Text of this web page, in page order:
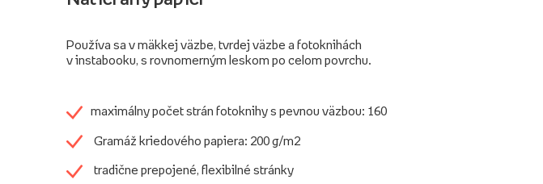
Používa sa v mäkkej väzbe, tvrdej väzbe a fotoknihách
v instabooku, s rovnomerným leskom po celom povrchu.
maximálny počet strán fotoknihy s pevnou väzbou: 160
Gramáž kriedového papiera: 200 g/m2
tradične prepojené, flexibilné stránky